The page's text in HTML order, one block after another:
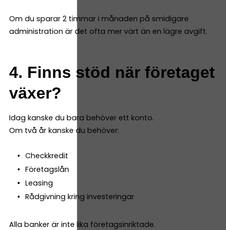
Om du sparar 2 timmar i månaden på smidigare
administration är det ofta mer värt än en lägre avgift.
4. Finns stöd när företaget
växer?
Idag kanske du bara behöver ett konto.
Om två år kanske du behöver:
Checkkredit
Företagslån
Leasing
Rådgivning kring investeringar
Alla banker är inte lika företagsinriktade.